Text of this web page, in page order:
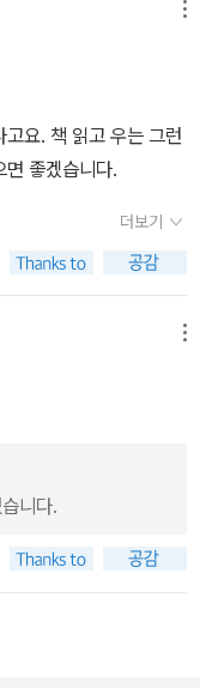
지니고 있는 생명체. 본
존을 위해 생성된 것
의 묘사는 무척 상세
잠수하고 있는 곤의 정
가 구병모 작가를 접한
처럼 팟, 하고 터지는 부
장에 모셔두었다. 왜인
가 오는 날 읽을 계획은
기는 냄새를 간접적으
은 어느 바다를 헤엄쳐
지 오게 되었다. 그래
미웠다. 열 살밖에 안
으로 굴며 툴툴거리는
너는 남들과 다르기 때
은 세상에 없는 사람처
으로 생활하며 그 누구
의 폭력성을 사랑이라
귀뒷머리 목덜미에 아가
짐처럼 여기지 않고
요. 책 읽고 우는 그런
면 좋겠습니다.
더보기
니다.